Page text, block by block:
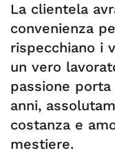
La clientela
convenienza
rispecchiano i
un vero
passione
anni,
costanza e
mestiere.